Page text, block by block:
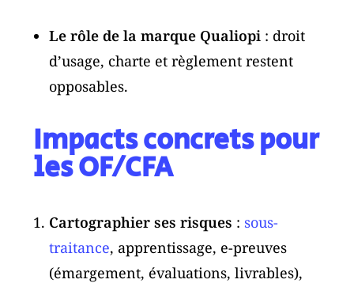
Le rôle de la marque Qualiopi : droit
d’usage, charte et règlement restent
opposables.
Impacts concrets pour
les OF/CFA
Cartographier ses risques : sous-
traitance, apprentissage, e-preuves
(émargement, évaluations, livrables),